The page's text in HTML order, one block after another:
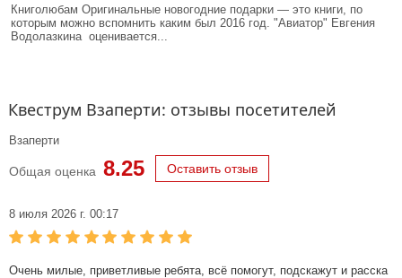
Книголюбам Оригинальные новогодние подарки ― это книги, по
которым можно вспомнить каким был 2016 год. "Авиатор" Евгения
Водолазкина оценивается...
Квеструм Взаперти: отзывы посетителей
Взаперти
Общая оценка 8.25 Оставить отзыв
8 июля 2026 г. 00:17
Очень милые, приветливые ребята, всё помогут, подскажут и расска